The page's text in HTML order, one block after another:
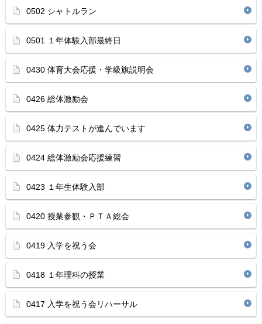
0502 シャトルラン
0501 １年体験入部最終日
0430 体育大会応援・学級旗説明会
0426 総体激励会
0425 体力テストが進んでいます
0424 総体激励会応援練習
0423 １年生体験入部
0420 授業参観・ＰＴＡ総会
0419 入学を祝う会
0418 １年理科の授業
0417 入学を祝う会リハーサル